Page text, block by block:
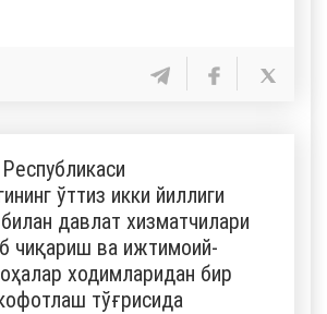
ўттиз икки йиллиги
давлат хизматчилари
чиқариш ва ижтимоий-
ходимларидан бир
тўғрисида